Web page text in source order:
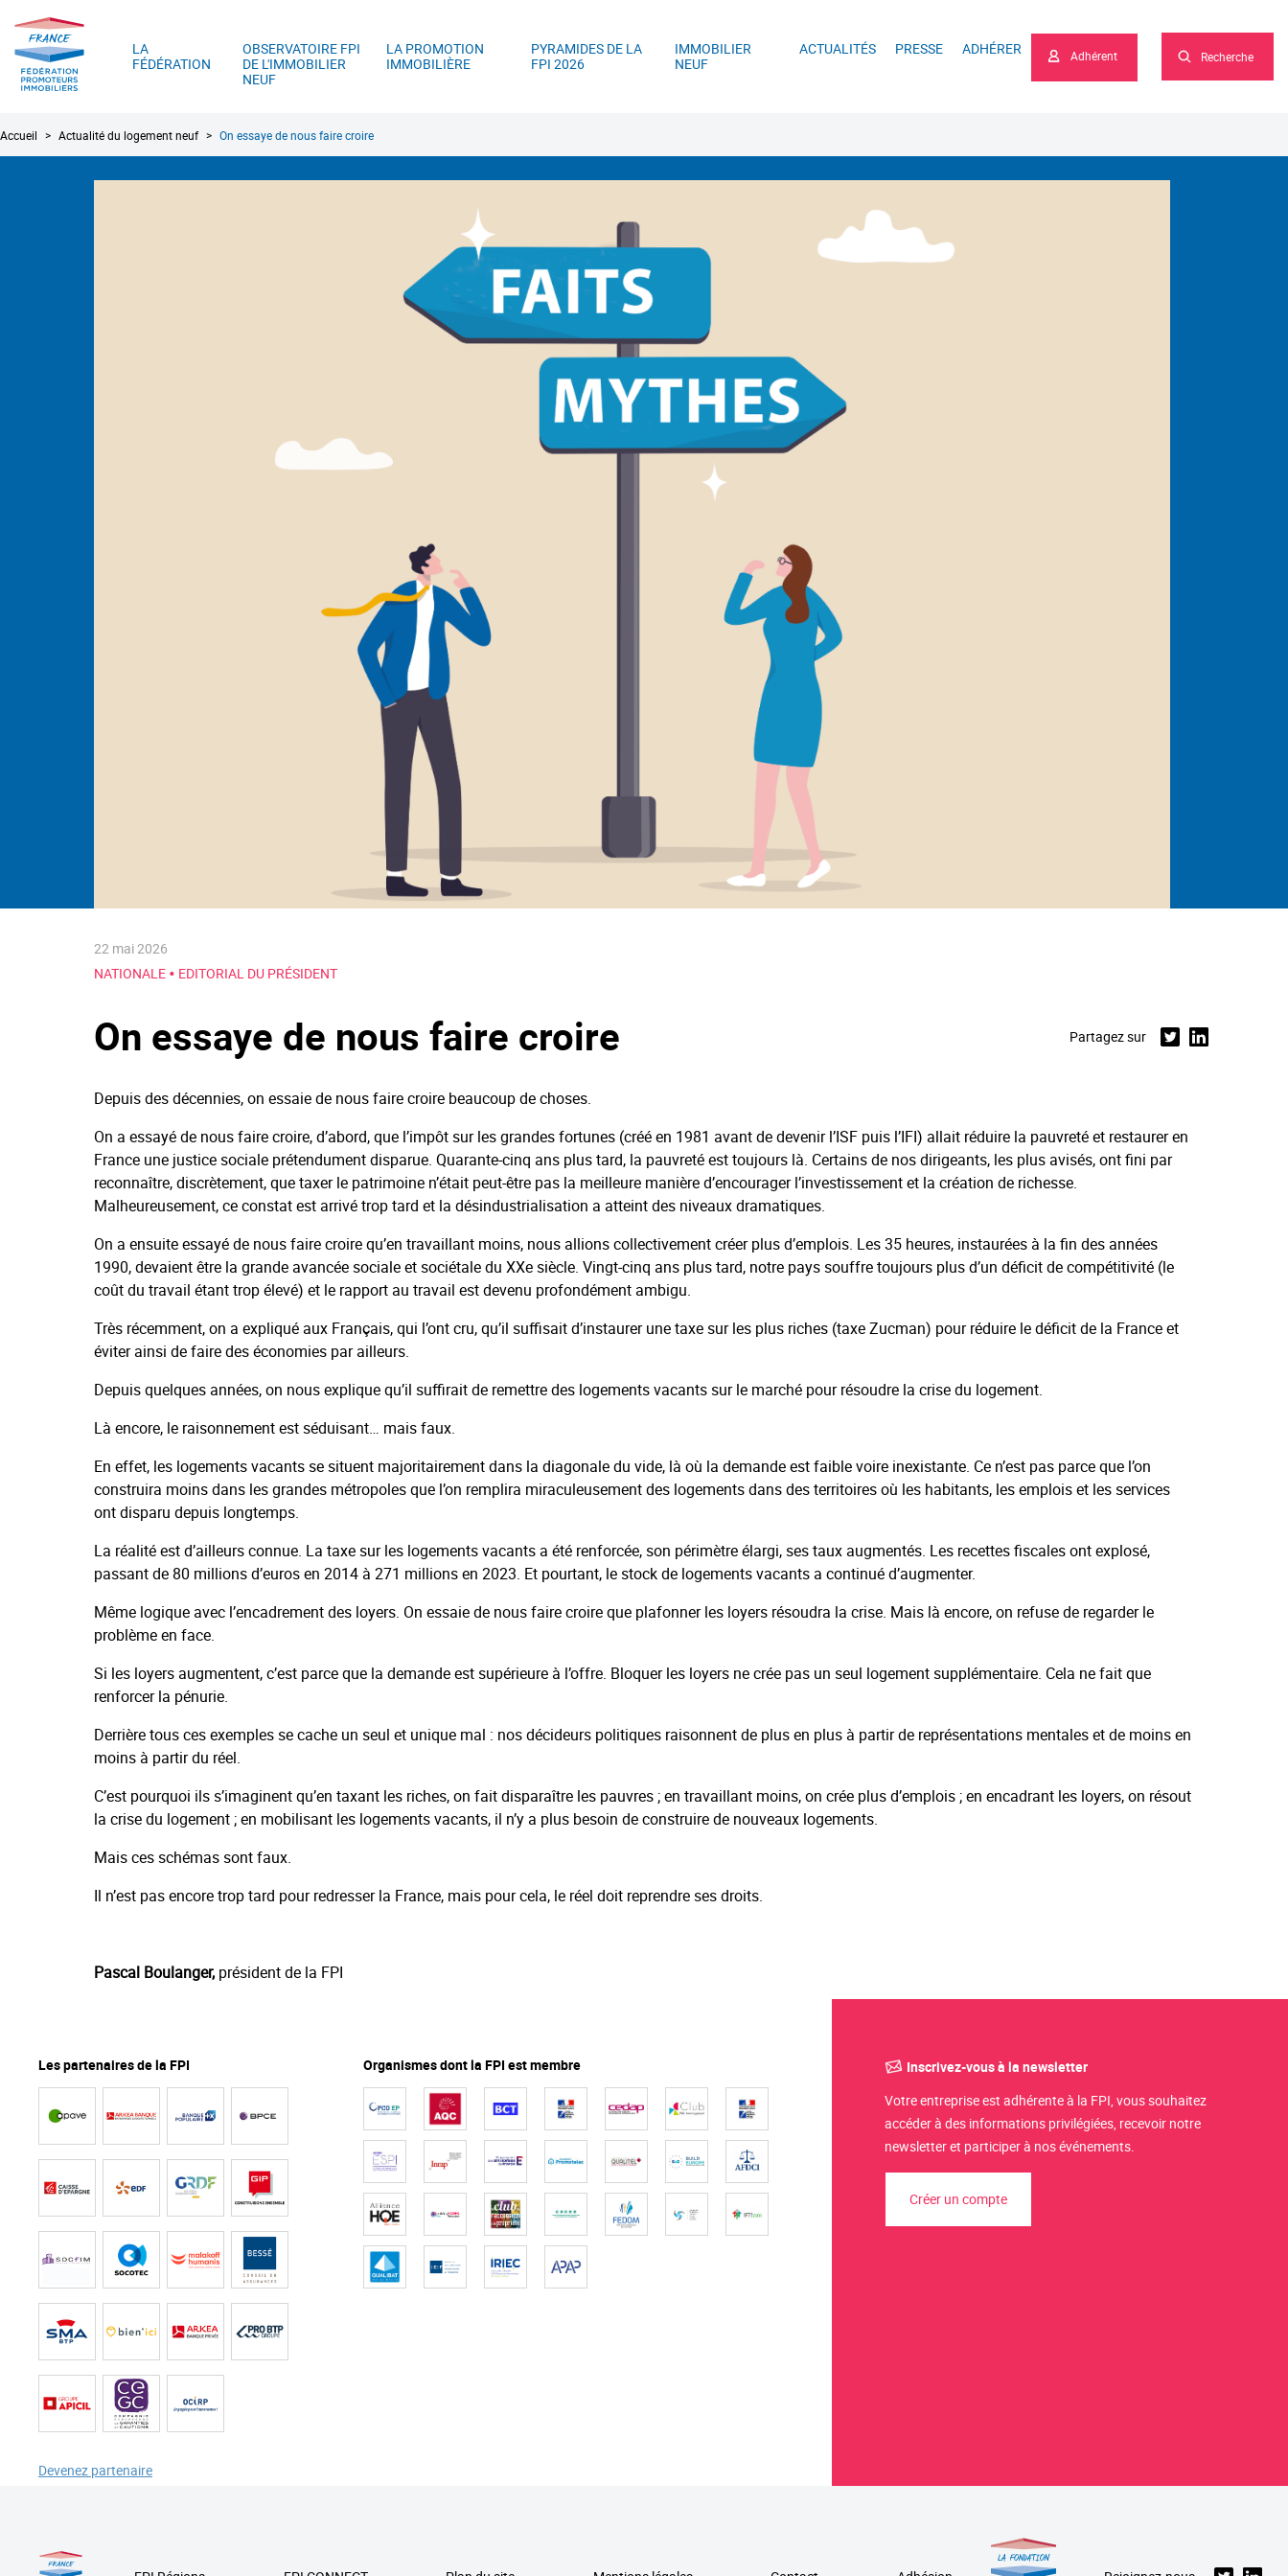
France
LA
FÉDÉRATION
OBSERVATOIRE FPI
DE L'IMMOBILIER
NEUF
LA PROMOTION
IMMOBILIÈRE
PYRAMIDES DE LA
FPI 2026
IMMOBILIER
NEUF
ACTUALITÉS PRESSE ADHÉRER Adhérent Recherche
Accueil Actualité du logement neuf On essaye de nous faire croire
22 mai 2026
NATIONALE • EDITORIAL DU PRÉSIDENT
On essaye de nous faire croire Partagez sur TwitterLinkedin
Depuis des décennies, on essaie de nous faire croire beaucoup de choses.
On a essayé de nous faire croire, d’abord, que l’impôt sur les grandes fortunes (créé en 1981 avant de devenir l’ISF puis l’IFI) allait réduire la pauvreté et restaurer en
France une justice sociale prétendument disparue. Quarante-cinq ans plus tard, la pauvreté est toujours là. Certains de nos dirigeants, les plus avisés, ont fini par
reconnaître, discrètement, que taxer le patrimoine n’était peut-être pas la meilleure manière d’encourager l’investissement et la création de richesse.
Malheureusement, ce constat est arrivé trop tard et la désindustrialisation a atteint des niveaux dramatiques.
On a ensuite essayé de nous faire croire qu’en travaillant moins, nous allions collectivement créer plus d’emplois. Les 35 heures, instaurées à la fin des années
1990, devaient être la grande avancée sociale et sociétale du XXe siècle. Vingt-cinq ans plus tard, notre pays souffre toujours plus d’un déficit de compétitivité (le
coût du travail étant trop élevé) et le rapport au travail est devenu profondément ambigu.
Très récemment, on a expliqué aux Français, qui l’ont cru, qu’il suffisait d’instaurer une taxe sur les plus riches (taxe Zucman) pour réduire le déficit de la France et
éviter ainsi de faire des économies par ailleurs.
Depuis quelques années, on nous explique qu’il suffirait de remettre des logements vacants sur le marché pour résoudre la crise du logement.
Là encore, le raisonnement est séduisant… mais faux.
En effet, les logements vacants se situent majoritairement dans la diagonale du vide, là où la demande est faible voire inexistante. Ce n’est pas parce que l’on
construira moins dans les grandes métropoles que l’on remplira miraculeusement des logements dans des territoires où les habitants, les emplois et les services
ont disparu depuis longtemps.
La réalité est d’ailleurs connue. La taxe sur les logements vacants a été renforcée, son périmètre élargi, ses taux augmentés. Les recettes fiscales ont explosé,
passant de 80 millions d’euros en 2014 à 271 millions en 2023. Et pourtant, le stock de logements vacants a continué d’augmenter.
Même logique avec l’encadrement des loyers. On essaie de nous faire croire que plafonner les loyers résoudra la crise. Mais là encore, on refuse de regarder le
problème en face.
Si les loyers augmentent, c’est parce que la demande est supérieure à l’offre. Bloquer les loyers ne crée pas un seul logement supplémentaire. Cela ne fait que
renforcer la pénurie.
Derrière tous ces exemples se cache un seul et unique mal : nos décideurs politiques raisonnent de plus en plus à partir de représentations mentales et de moins en
moins à partir du réel.
C’est pourquoi ils s’imaginent qu’en taxant les riches, on fait disparaître les pauvres ; en travaillant moins, on crée plus d’emplois ; en encadrant les loyers, on résout
la crise du logement ; en mobilisant les logements vacants, il n’y a plus besoin de construire de nouveaux logements.
Mais ces schémas sont faux.
Il n’est pas encore trop tard pour redresser la France, mais pour cela, le réel doit reprendre ses droits.
Pascal Boulanger, président de la FPI
Les partenaires de la FPI
Devenez partenaire
Organismes dont la FPI est membre
Inscrivez-vous à la newsletter
Votre entreprise est adhérente à la FPI, vous souhaitez
accéder à des informations privilégiées, recevoir notre
newsletter et participer à nos événements.
Créer un compte